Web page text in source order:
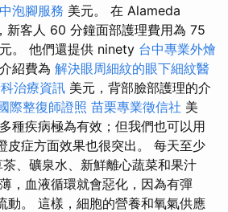
泡腳服務 美元。 在 Alameda
客人 60 分鐘面部護理費用為 75
。 他們還提供 ninety 台中專業外燴
紹費為 解決眼周細紋的眼下細紋醫
治療資訊 美元，背部臉部護理的介
際整復師證照 苗栗專業徵信社 美
種疾病極為有效；但我們也可以用
皮症方面效果也很突出。 每天至少
、礦泉水、新鮮離心蔬菜和果汁
，血液循環就會惡化，因為有彈
動。 這樣，細胞的營養和氧氣供應